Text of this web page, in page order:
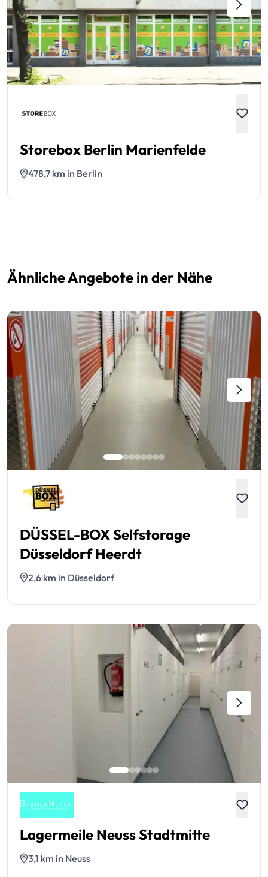
Storebox Berlin Marienfelde
478,7 km in Berlin
Ähnliche Angebote in der Nähe
DÜSSEL-BOX Selfstorage
Düsseldorf Heerdt
2,6 km in Düsseldorf
Lagermeile Neuss Stadtmitte
3,1 km in Neuss